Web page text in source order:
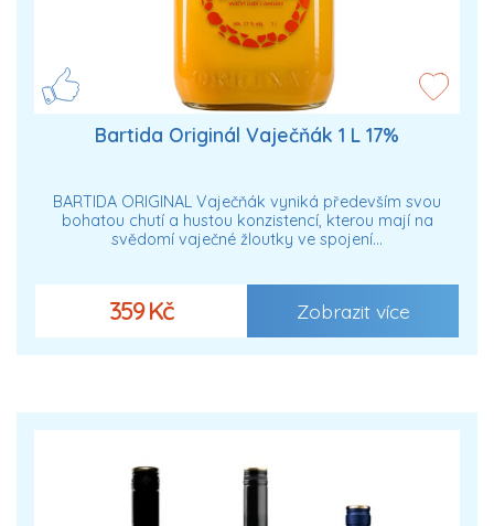
Bartida Originál Vaječňák 1 L 17%
BARTIDA ORIGINAL Vaječňák vyniká především svou
bohatou chutí a hustou konzistencí, kterou mají na
svědomí vaječné žloutky ve spojení…
359 Kč Zobrazit více